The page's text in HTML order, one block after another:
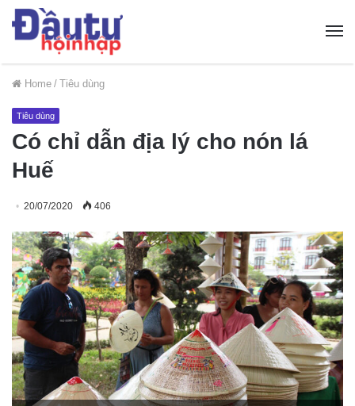
Home / Tiêu dùng
Tiêu dùng
Có chỉ dẫn địa lý cho nón lá
Huế
20/07/2020 406